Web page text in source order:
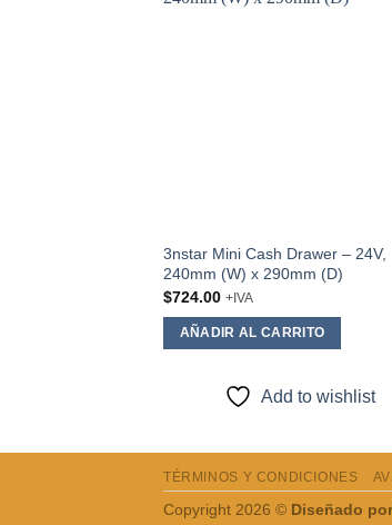
3nstar Mini Cash Drawer – 24V,
240mm (W) x 290mm (D)
$724.00 +IVA
AÑADIR AL CARRITO
Add to wishlist
TÉRMINOS Y CONDICIONES
Copyright 2026 © Diseñado